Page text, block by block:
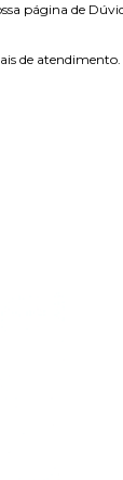
página de
de